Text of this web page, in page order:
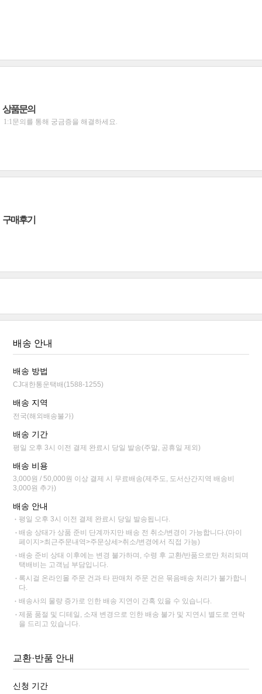
상품문의
1:1문의를 통해 궁금증을 해결하세요.
구매후기
배송 안내
배송 방법
CJ대한통운택배(1588-1255)
배송 지역
전국(해외배송불가)
배송 기간
평일 오후 3시 이전 결제 완료시 당일 발송(주말, 공휴일 제외)
배송 비용
3,000원 / 50,000원 이상 결제 시 무료배송(제주도, 도서산간지역 배송비
3,000원 추가)
배송 안내
평일 오후 3시 이전 결제 완료시 당일 발송됩니다.
배송 상태가 상품 준비 단계까지만 배송 전 취소/변경이 가능합니다.(마이
페이지>최근주문내역>주문상세>취소/변경에서 직접 가능)
배송 준비 상태 이후에는 변경 불가하며, 수령 후 교환/반품으로만 처리되며
택배비는 고객님 부담입니다.
록시걸 온라인몰 주문 건과 타 판매처 주문 건은 묶음배송 처리가 불가합니
다.
배송사의 물량 증가로 인한 배송 지연이 간혹 있을 수 있습니다.
제품 품절 및 디테일, 소재 변경으로 인한 배송 불가 및 지연시 별도로 연락
을 드리고 있습니다.
교환·반품 안내
신청 기간